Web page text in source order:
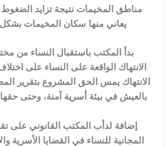
مناطق المخيمات نتيجة تزايد الضغوط
يعاني منها سكان المخيمات
بدأ المكتب باستقبال النساء من
الانتهاك الواقعة على النساء على
الانتهاك يمس الحق المشروع بتقرير
بالعيش في بيئة أسرية آمنة، وحتى
إضافة لدأب المكتب القانوني على
المجانية للنساء في القضايا الأسرية